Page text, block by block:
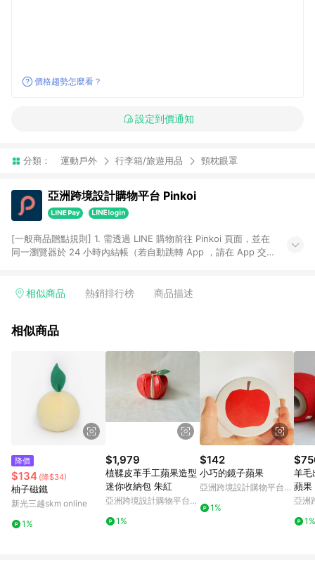
價格趨勢怎麼看？
設定到價通知
分類： 運動戶外 行李箱/旅遊用品 頸枕眼罩
亞洲跨境設計購物平台 Pinkoi
[一般商品贈點規則] 1. 需透過 LINE 購物前往 Pinkoi 頁面，並在
同一瀏覽器於 24 小時內結帳（若自動跳轉 App ，請在 App 交
回饋訂單不得享有 Pinkoi 站方優惠，例如首購優惠，P coins，
行為，不具贈點資格，部分退款不在此限。 6. APP 請更新至
貨後 45 天後發送。 8. 群眾募資商品，禮物卡，開館保證金，補
運費，攤位費等不具贈點資格。 9. LINE 購物站上之商品規格、
顏色、價位、贈品如與 Pinkoi 商品資訊頁及購物車不符，以
Pinkoi 購物商品資訊頁及購物車標示為準。 10. 點數紅包使用規
則請以點數紅包活動說明為準。 11. 若於 LINE 購物前往 Pinkoi
頁面後才首次下載 Pinkoi APP 並完成訂單，不符合導購資格；承
上，首次下載 Pinkoi APP 後，需透過 LINE 購物前往 Pinkoi 頁
相似商品 熱銷排行榜 商品描述
相似商品
降價
$134 (降$34)
柚子磁鐵
新光三越skm online
1%
$1,979
植鞣皮革手工蘋果造型
迷你收納包 朱紅
亞洲跨境設計購物平台
1%
$142
小巧的鏡子蘋果
亞洲跨境設計購物平台
1%
羊毛
蘋果
亞洲
1%